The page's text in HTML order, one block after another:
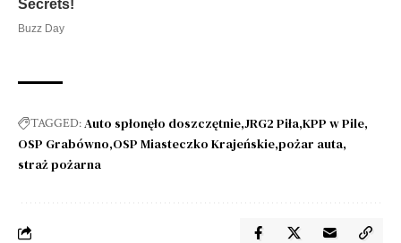
TAGGED:Auto spłonęło doszczętnie JRG2 Piła KPP w Pile
OSP Grabówno OSP Miasteczko Krajeńskie pożar auta
straż pożarna